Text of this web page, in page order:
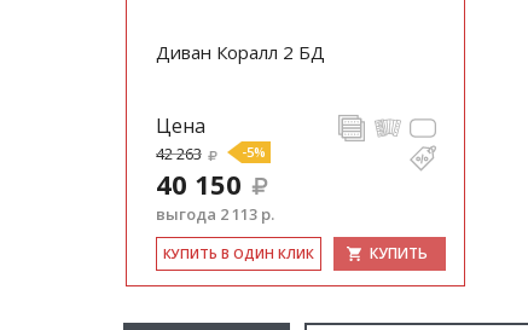
Диван Коралл 2 БД
Цена
42 263 -5%
40 150
выгода 2 113 р.
КУ­ПИТЬ В ОДИН КЛИК КУПИТЬ